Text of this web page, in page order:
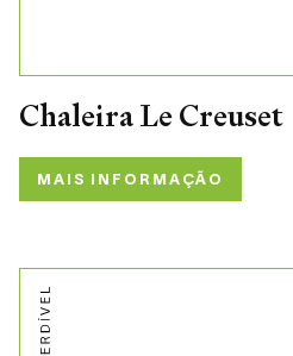
Chaleira Le Creuset
MAIS INFORMAÇÃO